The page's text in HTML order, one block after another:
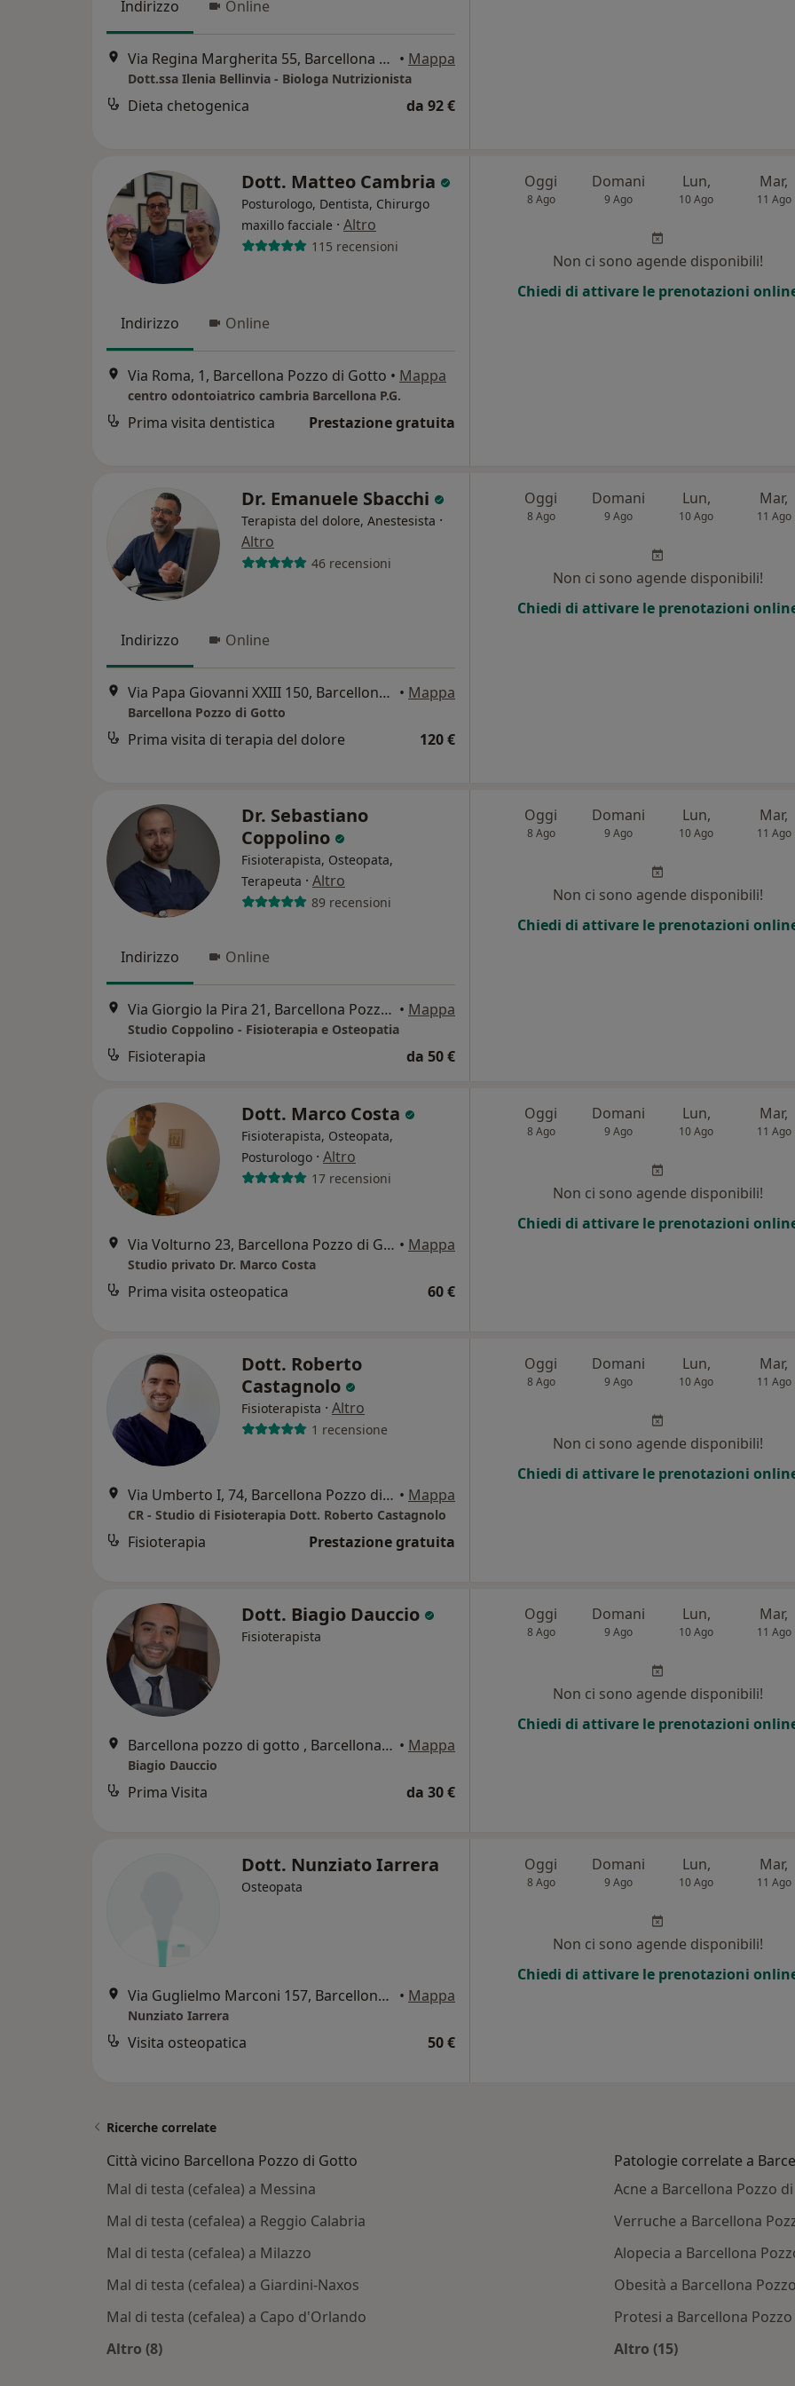
Indirizzo Online
Via Regina Margherita 55, Barcellona Pozzo di Gotto • Mappa
Dott.ssa Ilenia Bellinvia - Biologa Nutrizionista
Dieta chetogenica da 92 €
Dott. Matteo Cambria
Posturologo, Dentista, Chirurgo
maxillo facciale · Altro
115 recensioni
Indirizzo Online
Via Roma, 1, Barcellona Pozzo di Gotto • Mappa
centro odontoiatrico cambria Barcellona P.G.
Prima visita dentistica Prestazione gratuita
Oggi
8 Ago
Domani
9 Ago
Lun,
10 Ago
Mar,
11 Ago
Non ci sono agende disponibili!
Chiedi di attivare le prenotazioni
Dr. Emanuele Sbacchi
Terapista del dolore, Anestesista ·
Altro
46 recensioni
Indirizzo Online
Via Papa Giovanni XXIII 150, Barcellona Pozzo di Gotto • Mappa
Barcellona Pozzo di Gotto
Prima visita di terapia del dolore 120 €
Oggi
8 Ago
Domani
9 Ago
Lun,
10 Ago
Mar,
11 Ago
Non ci sono agende disponibili!
Chiedi di attivare le prenotazioni
Dr. Sebastiano
Coppolino
Fisioterapista, Osteopata,
Terapeuta · Altro
89 recensioni
Indirizzo Online
Via Giorgio la Pira 21, Barcellona Pozzo di Gotto • Mappa
Studio Coppolino - Fisioterapia e Osteopatia
Fisioterapia da 50 €
Oggi
8 Ago
Domani
9 Ago
Lun,
10 Ago
Mar,
11 Ago
Non ci sono agende disponibili!
Chiedi di attivare le prenotazioni
Dott. Marco Costa
Fisioterapista, Osteopata,
Posturologo · Altro
17 recensioni
Via Volturno 23, Barcellona Pozzo di Gotto • Mappa
Studio privato Dr. Marco Costa
Prima visita osteopatica 60 €
Oggi
8 Ago
Domani
9 Ago
Lun,
10 Ago
Mar,
11 Ago
Non ci sono agende disponibili!
Chiedi di attivare le prenotazioni
Dott. Roberto
Castagnolo
Fisioterapista · Altro
1 recensione
Via Umberto I, 74, Barcellona Pozzo di Gotto • Mappa
CR - Studio di Fisioterapia Dott. Roberto Castagnolo
Fisioterapia Prestazione gratuita
Oggi
8 Ago
Domani
9 Ago
Lun,
10 Ago
Mar,
11 Ago
Non ci sono agende disponibili!
Chiedi di attivare le prenotazioni
Dott. Biagio Dauccio
Fisioterapista
Barcellona pozzo di gotto , Barcellona Pozzo di Gotto • Mappa
Biagio Dauccio
Prima Visita da 30 €
Oggi
8 Ago
Domani
9 Ago
Lun,
10 Ago
Mar,
11 Ago
Non ci sono agende disponibili!
Chiedi di attivare le prenotazioni
Dott. Nunziato Iarrera
Osteopata
Via Guglielmo Marconi 157, Barcellona Pozzo di Gotto • Mappa
Nunziato Iarrera
Visita osteopatica 50 €
Oggi
8 Ago
Domani
9 Ago
Lun,
10 Ago
Mar,
11 Ago
Non ci sono agende disponibili!
Chiedi di attivare le prenotazioni
Ricerche correlate
Città vicino Barcellona Pozzo di Gotto
Mal di testa (cefalea) a Messina
Mal di testa (cefalea) a Reggio Calabria
Mal di testa (cefalea) a Milazzo
Mal di testa (cefalea) a Giardini-Naxos
Mal di testa (cefalea) a Capo d'Orlando
Altro (8)
Patologie correlate a
Acne a Barcellona Pozzo
Verruche a Barcellona
Alopecia a Barcellona
Obesità a Barcellona
Protesi a Barcellona
Altro (15)